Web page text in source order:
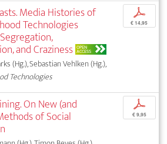
Media Histories of
Technologies
and Craziness OPEN
ACCESS
(Hg.), Sebastian Vehlken (Hg.),
Technologies
p
€ 14,95
On New (and
of Social
p
€ 9,95